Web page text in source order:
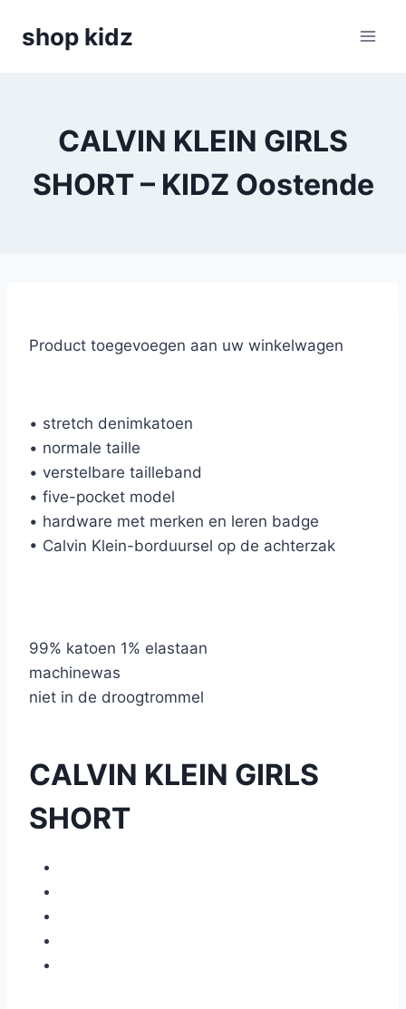
shop kidz
CALVIN KLEIN GIRLS
SHORT – KIDZ Oostende
Product toegevoegen aan uw winkelwagen
• stretch denimkatoen
• normale taille
• verstelbare tailleband
• five-pocket model
• hardware met merken en leren badge
• Calvin Klein-borduursel op de achterzak
99% katoen 1% elastaan
machinewas
niet in de droogtrommel
CALVIN KLEIN GIRLS
SHORT